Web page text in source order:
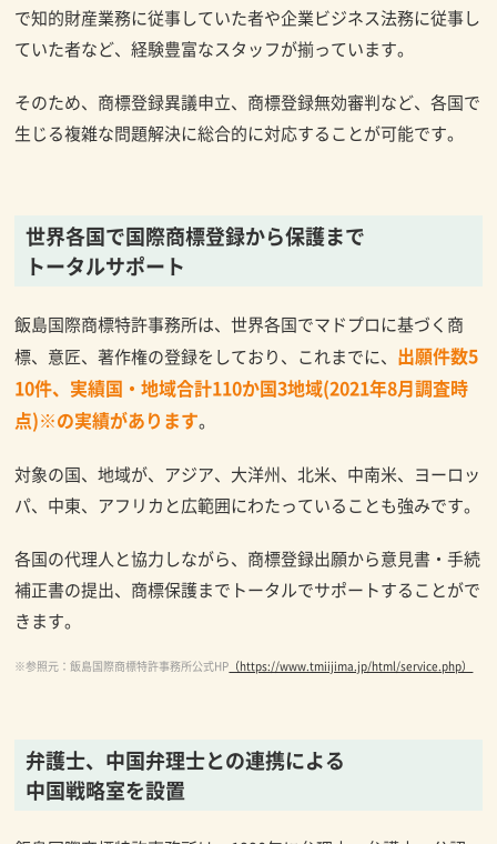
で知的財産業務に従事していた者や企業ビジネス法務に従事し
ていた者など、経験豊富なスタッフが揃っています。
そのため、商標登録異議申立、商標登録無効審判など、各国で
生じる複雑な問題解決に総合的に対応することが可能です。
世界各国で国際商標登録から保護まで
トータルサポート
飯島国際商標特許事務所は、世界各国でマドプロに基づく商
標、意匠、著作権の登録をしており、これまでに、 出願件数5
10件、実績国・地域合計110か国3地域(2021年8月調査時
点)※の実績があります。
対象の国、地域が、アジア、大洋州、北米、中南米、ヨーロッ
パ、中東、アフリカと広範囲にわたっていることも強みです。
各国の代理人と協力しながら、商標登録出願から意見書・手続
補正書の提出、商標保護までトータルでサポートすることがで
きます。
※参照元：飯島国際商標特許事務所公式HP （https://www.tmiijima.jp/html/service.php）
弁護士、中国弁理士との連携による
中国戦略室を設置